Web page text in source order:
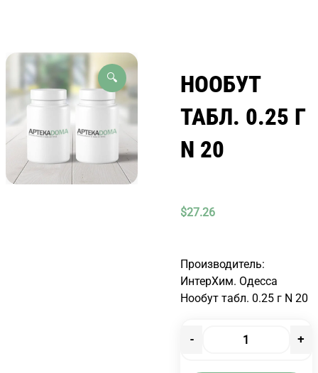
🔍
НООБУТ
ТАБЛ. 0.25 Г
N 20
$27.26
Производитель:
ИнтерХим. Одесса
Нообут табл. 0.25 г N 20
- +